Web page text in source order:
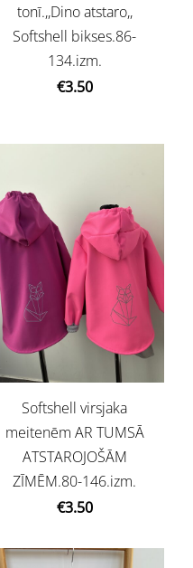
tonī.,,Dino atstaro,,
Softshell bikses.86-
134.izm.
€3.50
Softshell virsjaka
meitenēm AR TUMSĀ
ATSTAROJOŠĀM
ZĪMĒM.80-146.izm.
€3.50